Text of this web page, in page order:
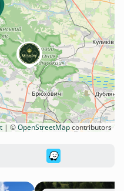
| ©OpenStreetMapcontributors